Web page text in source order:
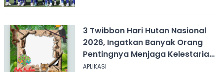
3 Twibbon Hari Hutan Nasional
2026, Ingatkan Banyak Orang
Pentingnya Menjaga Kelestarian
Hutan
APLIKASI